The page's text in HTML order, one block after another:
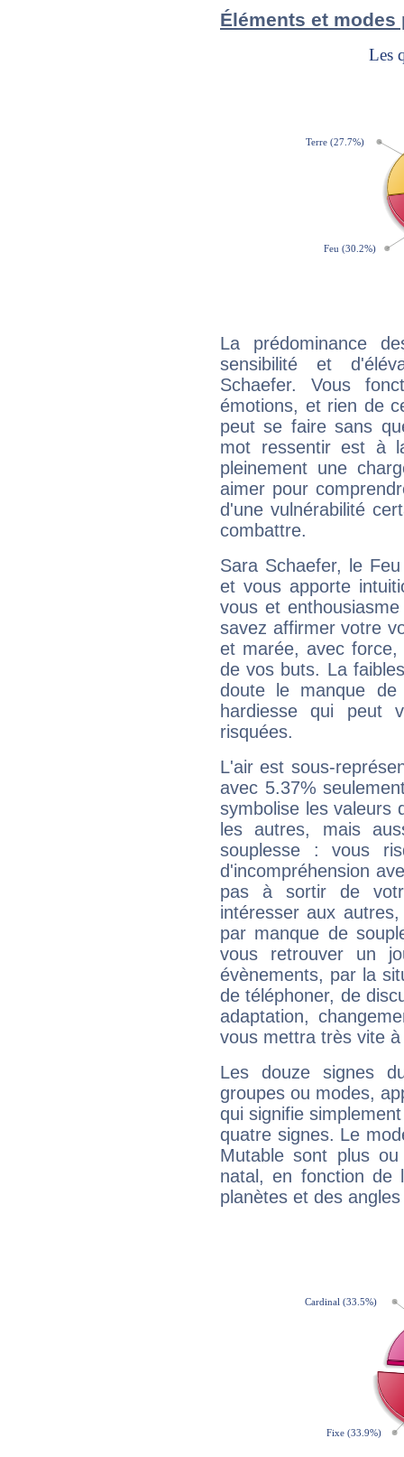
Éléments et modes
La prédominance
sensibilité et
Schaefer. Vous
émotions, et rien de
peut se faire sans
mot ressentir est à
pleinement une
aimer pour
d'une vulnérabilité
combattre.
Sara Schaefer, le
et vous apporte
vous et
savez affirmer votre
et marée, avec
de vos buts. La
doute le manque
hardiesse qui peut
risquées.
L'air est sous-
avec 5.37%
symbolise les valeurs
les autres, mais
souplesse : vous
d'incompréhension
pas à sortir de
intéresser aux
par manque de
vous retrouver un
évènements, par la
de téléphoner, de
adaptation,
vous mettra très vite
Les douze signes
groupes ou modes,
qui signifie
quatre signes. Le
Mutable sont plus
natal, en fonction de
planètes et des